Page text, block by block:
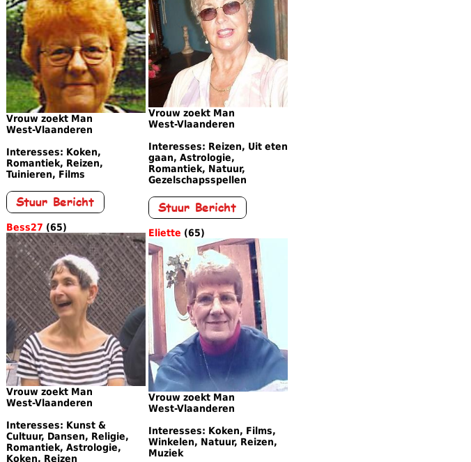
Vrouw zoekt Man
West-Vlaanderen
Interesses: Koken,
Romantiek, Reizen,
Tuinieren, Films
Vrouw zoekt Man
West-Vlaanderen
Interesses: Reizen, Uit eten
gaan, Astrologie,
Romantiek, Natuur,
Gezelschapsspellen
Bess27 (65)
Vrouw zoekt Man
West-Vlaanderen
Interesses: Kunst &
Cultuur, Dansen, Religie,
Romantiek, Astrologie,
Koken, Reizen
Eliette (65)
Vrouw zoekt Man
West-Vlaanderen
Interesses: Koken, Films,
Winkelen, Natuur, Reizen,
Muziek